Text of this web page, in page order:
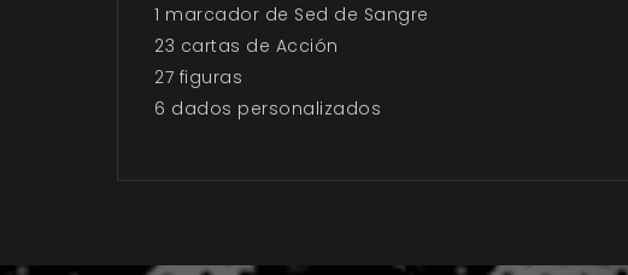
1 marcador de Sed de Sangre
23 cartas de Acción
27 figuras
6 dados personalizados